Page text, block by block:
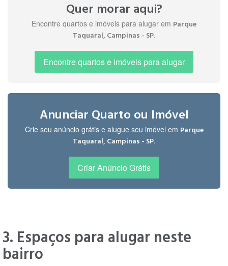
Quer morar aqui?
Encontre quartos e imóveis para alugar em Parque
Taquaral, Campinas - SP.
Encontre quartos e imóveis para alugar
Anunciar Quarto ou Imóvel
Crie seu anúncio grátis e alugue seu imóvel em Parque
Taquaral, Campinas - SP.
Criar Anúncio Grátis
3. Espaços para alugar neste
bairro